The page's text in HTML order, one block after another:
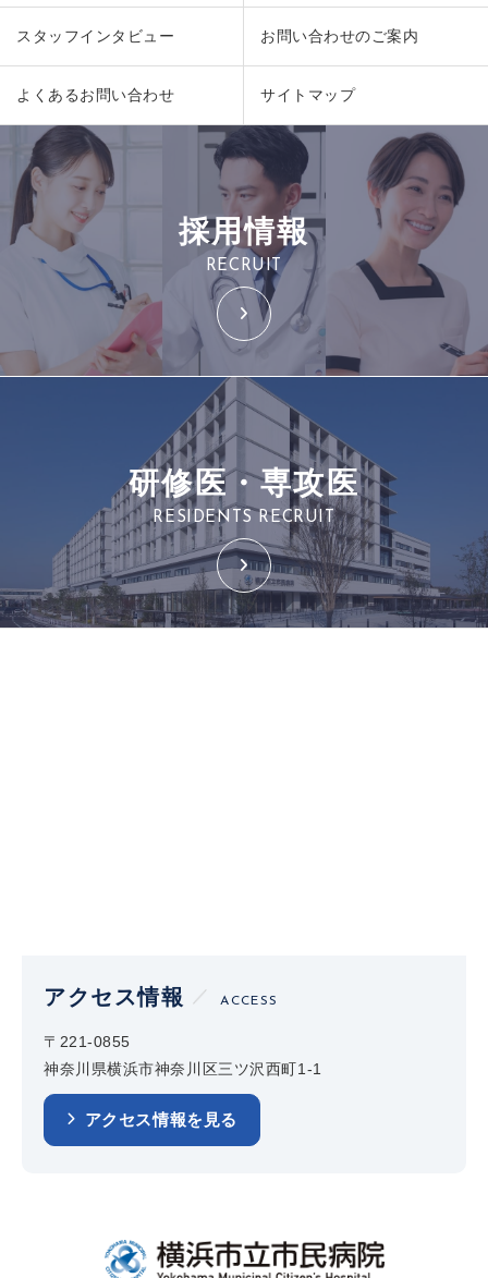
スタッフインタビュー お問い合わせのご案内
よくあるお問い合わせ サイトマップ
採用情報
RECRUIT
研修医・専攻医
RESIDENTS RECRUIT
アクセス情報 ACCESS
〒221-0855
神奈川県横浜市神奈川区三ツ沢西町1-1
アクセス情報を見る